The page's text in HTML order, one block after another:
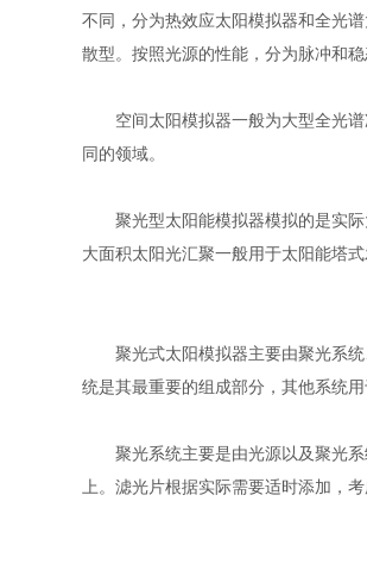
不同，分为热效应太阳模拟器和全光
散型。按照光源的性能，分为脉冲和
空间太阳模拟器一般为大型全光谱
同的领域。
聚光型太阳能模拟器模拟的是实际
大面积太阳光汇聚一般用于太阳能塔
聚光式太阳模拟器主要由聚光系统
统是其最重要的组成部分，其他系统用
聚光系统主要是由光源以及聚光系
上。滤光片根据实际需要适时添加，